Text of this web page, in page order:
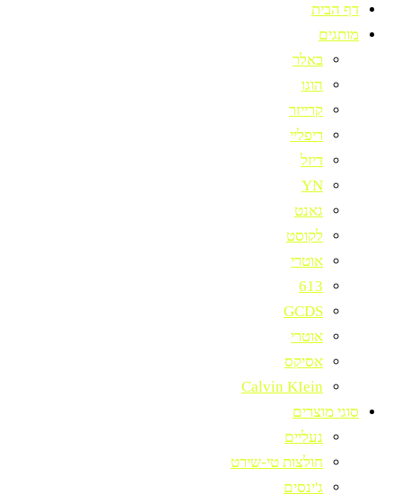
דף הבית
מותגים
באלר
הוגו
קרייזר
ריפליי
דיזל
YN
גאנט
לקוסט
אוטרי
613
GCDS
אוטרי
אסיקס
Calvin KIein
סוגי מוצרים
נעליים
חולצות טי-שירט
ג'ינסים